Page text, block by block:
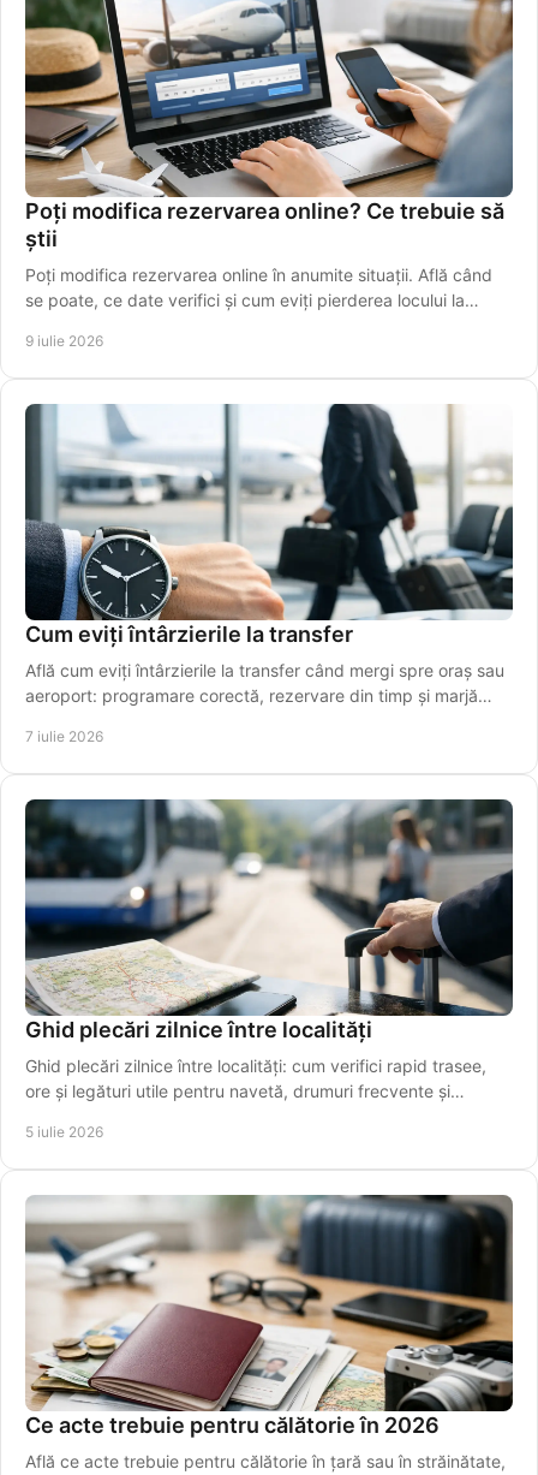
Poți modifica rezervarea online? Ce trebuie să
știi
Poți modifica rezervarea online în anumite situații. Află când
se poate, ce date verifici și cum eviți pierderea locului la
9 iulie 2026
Cum eviți întârzierile la transfer
Află cum eviți întârzierile la transfer când mergi spre oraș sau
aeroport: programare corectă, rezervare din timp și marjă
7 iulie 2026
Ghid plecări zilnice între localități
Ghid plecări zilnice între localități: cum verifici rapid trasee,
ore și legături utile pentru navetă, drumuri frecvente și
5 iulie 2026
Ce acte trebuie pentru călătorie în 2026
Află ce acte trebuie pentru călătorie în țară sau în străinătate,